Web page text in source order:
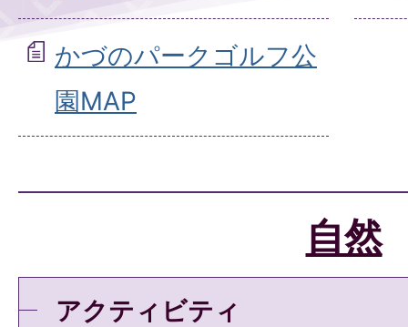
かづのパークゴルフ公
園MAP
自然
アクティビティ